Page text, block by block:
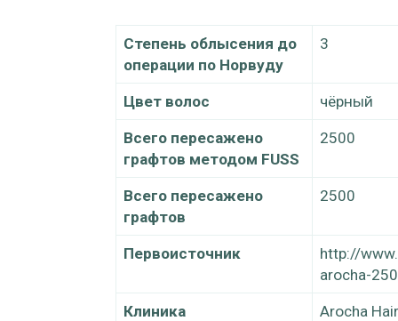
Степень облысения до
операции по Норвуду
3
Цвет волос чёрный
Всего пересажено
графтов методом FUSS
2500
Всего пересажено
графтов
2500
Первоисточник
http://
arocha-
Клиника Arocha